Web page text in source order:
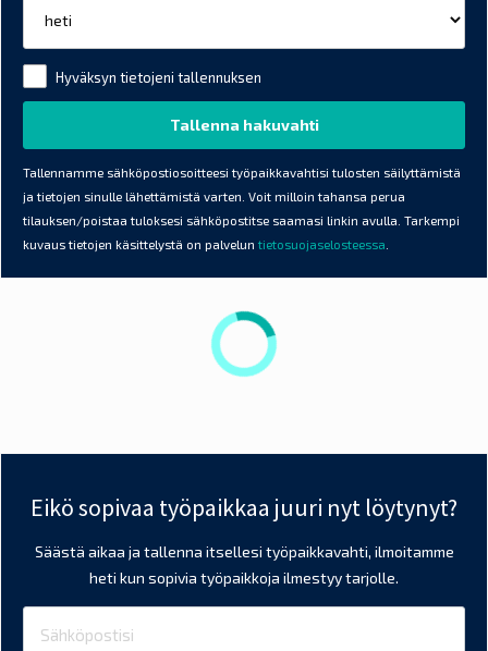
Hyväksyn tietojeni tallennuksen
Tallennamme sähköpostiosoitteesi työpaikkavahtisi tulosten säilyttämistä
ja tietojen sinulle lähettämistä varten. Voit milloin tahansa perua
tilauksen/poistaa tuloksesi sähköpostitse saamasi linkin avulla. Tarkempi
kuvaus tietojen käsittelystä on palvelun tietosuojaselosteessa
Eikö sopivaa työpaikkaa juuri nyt löytynyt?
Säästä aikaa ja tallenna itsellesi työpaikkavahti, ilmoitamme
heti kun sopivia työpaikkoja ilmestyy tarjolle.